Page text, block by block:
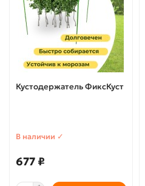
Кустодержатель ФиксКуст
В наличии ✓
677 ₽